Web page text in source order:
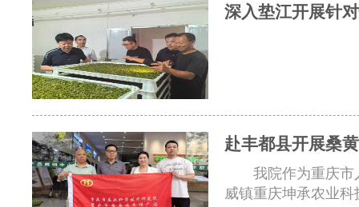
深入垫江开展针
赴丰都县开展桑
我院作为重庆市
威镇重庆坤承农业